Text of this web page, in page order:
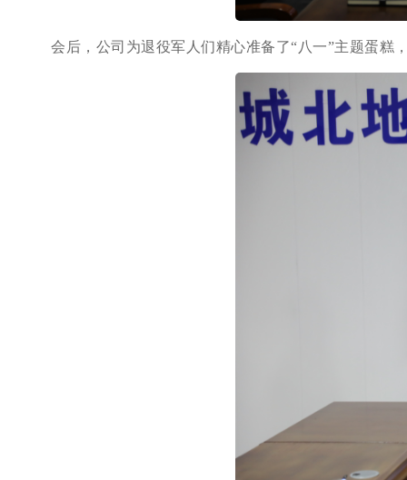
会后，公司为退役军人们精心准备了“八一”主题蛋糕